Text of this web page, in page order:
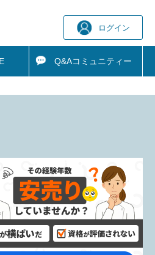
ログイン
Q&Aコミュニティー